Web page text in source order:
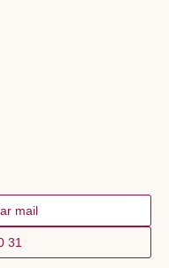
mail
31